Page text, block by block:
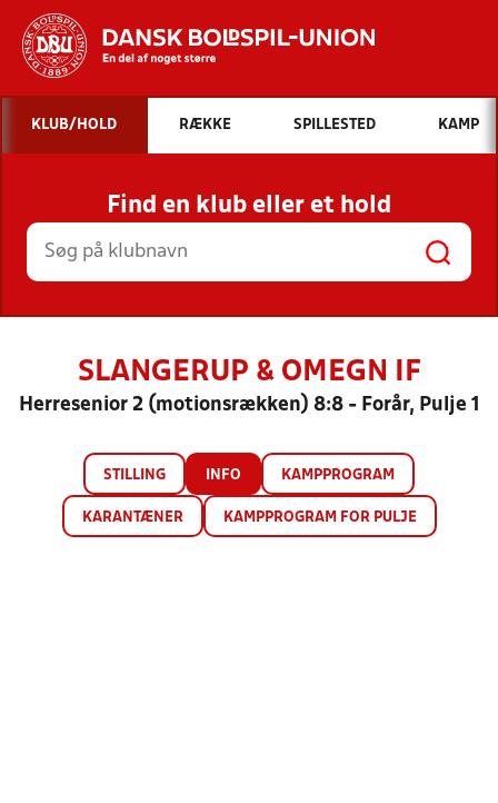
Hvad vil du søge efter?
INDHOLD OG NYHEDER
STILLINGER, RESULTATER, KLUBBER OG
HOLD
KLUB/HOLD RÆKKE SPILLESTED KAMP
Find en klub eller et hold
SLANGERUP & OMEGN IF
Herresenior 2 (motionsrækken) 8:8 - Forår, Pulje 1
STILLING INFO KAMPPROGRAM
KARANTÆNER KAMPPROGRAM FOR PULJE